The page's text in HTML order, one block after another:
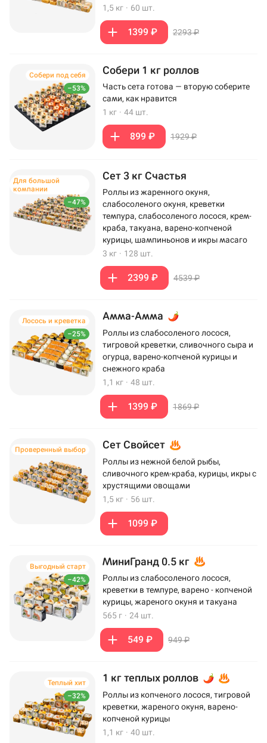
1,5 кг · 60 шт.
1399 ₽ 2293 ₽
–53%
Собери под себя Собери 1 кг роллов
Часть сета готова — вторую соберите
сами, как нравится
1 кг · 44 шт.
899 ₽ 1929 ₽
–47%
Для большой
компании
Сет 3 кг Счастья
Роллы из жаренного окуня,
слабосоленого окуня, креветки
темпура, слабосоленого лосося, крем-
краба, такуана, варено-копченой
курицы, шампиньонов и икры масаго
3 кг · 128 шт.
2399 ₽ 4539 ₽
–25%
Лосось и креветка Амма-Амма
Роллы из слабосоленого лосося,
тигровой креветки, сливочного сыра и
огурца, варено-копченой курицы и
снежного краба
1,1 кг · 48 шт.
1399 ₽ 1869 ₽
Проверенный выбор Сет Свойсет
Роллы из нежной белой рыбы,
сливочного крем-краба, курицы, икры с
хрустящими овощами
1,5 кг · 56 шт.
1099 ₽
–42%
Выгодный старт МиниГранд 0.5 кг
Роллы из слабосоленого лосося,
креветки в темпуре, варено - копченой
курицы, жареного окуня и такуана
565 г · 24 шт.
549 ₽ 949 ₽
–32%
Теплый хит 1 кг теплых роллов
Роллы из копченого лосося, тигровой
креветки, жареного окуня, варено-
копченой курицы
1,1 кг · 40 шт.